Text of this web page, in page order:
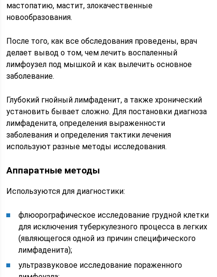
мастопатию, мастит, злокачественные
новообразования.
После того, как все обследования проведены, врач
делает вывод о том, чем лечить воспаленный
лимфоузел под мышкой и как вылечить основное
заболевание.
Глубокий гнойный лимфаденит, а также хронический
установить бывает сложно. Для постановки диагноза
лимфаденита, определения выраженности
заболевания и определения тактики лечения
используют разные методы исследования.
Аппаратные методы
Используются для диагностики:
флюорографическое исследование грудной клетки
для исключения туберкулезного процесса в легких
(являющегося одной из причин специфического
лимфаденита);
ультразвуковое исследование пораженного